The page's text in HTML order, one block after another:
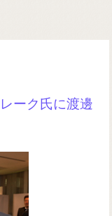
ーク氏に渡邊